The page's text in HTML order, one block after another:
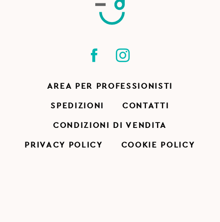
AREA PER PROFESSIONISTI
SPEDIZIONI CONTATTI
CONDIZIONI DI VENDITA
PRIVACY POLICY COOKIE POLICY